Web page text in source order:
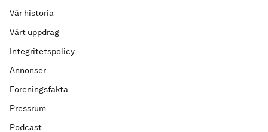
Vår historia
Vårt uppdrag
Integritetspolicy
Annonser
Föreningsfakta
Pressrum
Podcast